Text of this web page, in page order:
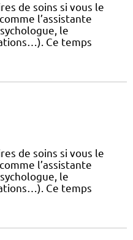
de soins si vous le
l’assistante
le
Ce temps
de soins si vous le
l’assistante
le
Ce temps